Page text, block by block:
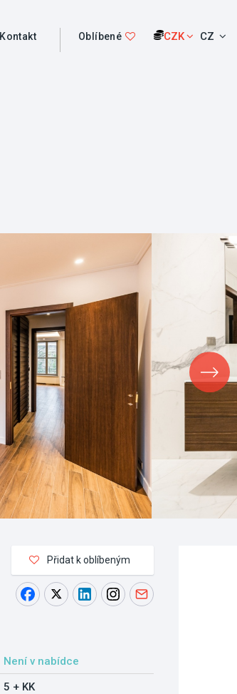
Kontakt Oblíbené CZK CZ
Přidat k oblíbeným
Není v nabídce
5 + KK